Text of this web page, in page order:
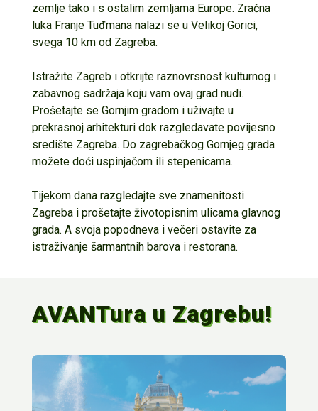
zemlje tako i s ostalim zemljama Europe. Zračna
luka Franje Tuđmana nalazi se u Velikoj Gorici,
svega 10 km od Zagreba.
Istražite Zagreb i otkrijte raznovrsnost kulturnog i
zabavnog sadržaja koju vam ovaj grad nudi.
Prošetajte se Gornjim gradom i uživajte u
prekrasnoj arhitekturi dok razgledavate povijesno
središte Zagreba. Do zagrebačkog Gornjeg grada
možete doći uspinjačom ili stepenicama.
Tijekom dana razgledajte sve znamenitosti
Zagreba i prošetajte životopisnim ulicama glavnog
grada. A svoja popodneva i večeri ostavite za
istraživanje šarmantnih barova i restorana.
AVANTura u Zagrebu!